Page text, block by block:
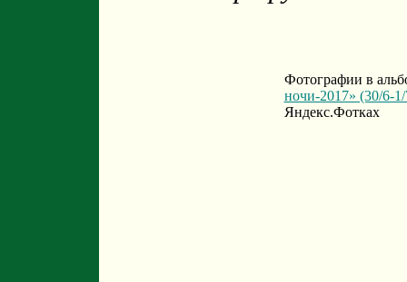
Фотографии в
ночи-2017» (30/6-
Яндекс.Фотках